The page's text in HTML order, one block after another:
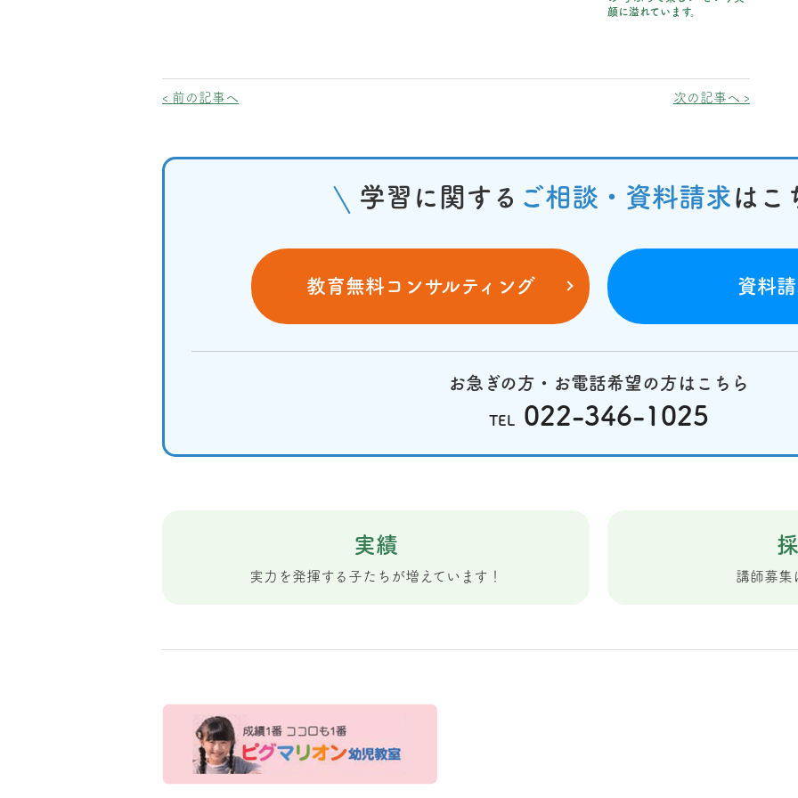
顔に溢れています。
‹ 前の記事へ 次の記事へ ›
学習に関する ご相談・資料請求 はこ
教育無料コンサルティング 資料
お急ぎの方・お電話希望の方はこちら
TEL 022-346-1025
実績
実力を発揮する子たちが増えています！ 講師募集